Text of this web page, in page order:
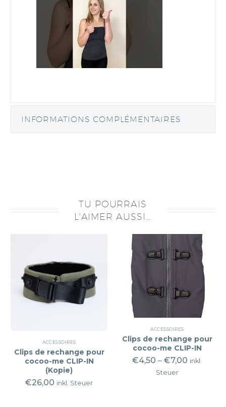
INFORMATIONS COMPLÉMENTAIRES
TU POURRAIS
L'AIMER AUSSI...
ACCESSOIRES
Clips de rechange pour
cocoo-me CLIP-IN
(Kopie)
€26,00 inkl. Steuer
ACCESSOIRES
Clips de rechange pour
cocoo-me CLIP-IN
€4,50 – €7,00 inkl.
Steuer